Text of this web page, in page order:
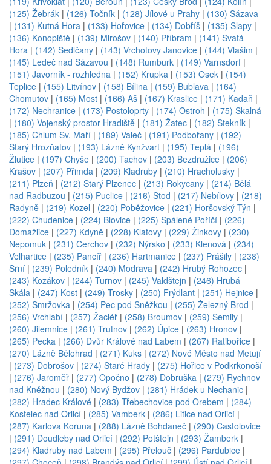
(125) Žebrák | (126) Točník | (128) Jílové u Prahy | (130) Sázava
| (131) Kutná Hora | (133) Hořovice | (134) Dobříš | (135) Slapy |
(136) Konopiště | (139) Mirošov | (140) Příbram | (141) Svatá
Hora | (142) Sedlčany | (143) Vrchotovy Janovice | (144) Vlašim |
(145) Ledeč nad Sázavou | (148) Rumburk | (149) Varnsdorf |
(151) Javorník - rozhledna | (152) Krupka | (153) Osek | (154)
Teplice | (155) Litvínov | (158) Bílina | (159) Bublava | (164)
Chomutov | (165) Most | (166) Aš | (167) Kraslice | (171) Kadaň |
(172) Nechranice | (173) Postoloprty | (174) Ostroh | (175) Skalná
| (180) Vojenský prostor Hradiště | (181) Žatec | (182) Stekník |
(185) Chlum Sv. Maří | (189) Valeč | (191) Podbořany | (192)
Starý Hrozňatov | (193) Lázně Kynžvart | (195) Teplá | (196)
Žlutice | (197) Chyše | (200) Tachov | (203) Bezdružice | (206)
Krašov | (207) Přimda | (209) Kladruby | (210) Hracholusky |
(211) Plzeň | (212) Starý Plzenec | (213) Rokycany | (214) Bělá
nad Radbuzou | (215) Puclice | (216) Stod | (217) Nebílovy | (218)
Radyně | (219) Kozel | (220) Poběžovice | (221) Horšovský Týn |
(222) Chudenice | (224) Blovice | (225) Spálené Poříčí | (226)
Domažlice | (227) Kdyně | (228) Klatovy | (229) Žinkovy | (230)
Nepomuk | (231) Čerchov | (232) Nýrsko | (233) Klenová | (234)
Velhartice | (235) Pancíř | (236) Hartmanice | (237) Prášily | (238)
Srní | (239) Poledník | (240) Modrava | (242) Hrubý Rohozec |
(243) Kozákov | (244) Turnov | (245) Valdštejn | (246) Hrubá
Skála | (247) Kost | (249) Trosky | (250) Frýdlant | (251) Hejnice |
(252) Smržovka | (254) Pec pod Sněžkou | (255) Železný Brod |
(256) Vrchlabí | (257) Žacléř | (258) Broumov | (259) Semily |
(260) Jilemnice | (261) Trutnov | (262) Úpice | (263) Hronov |
(265) Pecka | (266) Dvůr Králové nad Labem | (267) Ratibořice |
(270) Lázně Bělohrad | (271) Kuks | (272) Nové Město nad Metují
| (273) Dobrošov | (274) Staré Hrady | (275) Hořice v Podkrkonoší
| (276) Jaroměř | (277) Opočno | (278) Dobruška | (279) Rychnov
nad Kněžnou | (280) Nový Bydžov | (281) Hrádek u Nechanic |
(282) Hradec Králové | (283) Třebechovice pod Orebem | (284)
Kostelec nad Orlicí | (285) Vamberk | (286) Litice nad Orlicí |
(287) Karlova Koruna | (288) Lázně Bohdaneč | (290) Častolovice
| (291) Doudleby nad Orlicí | (292) Potštejn | (293) Žamberk |
(294) Kladruby nad Labem | (295) Přelouč | (296) Pardubice |